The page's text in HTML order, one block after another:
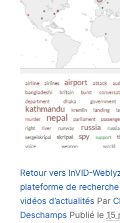
Retour vers InVID-
plateforme de
vidéos d’actualités Par
Deschamps Publié le 15